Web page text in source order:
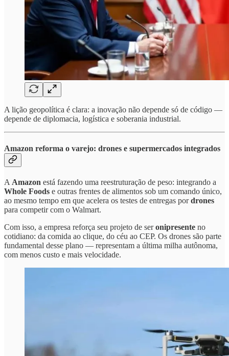
A lição geopolítica é clara: a inovação não depende só de código —
depende de diplomacia, logística e soberania industrial.
Amazon reforma o varejo: drones e supermercados integrados
A Amazon está fazendo uma reestruturação de peso: integrando a
Whole Foods e outras frentes de alimentos sob um comando único,
ao mesmo tempo em que acelera os testes de entregas pordrones
para competir com o Walmart.
Com isso, a empresa reforça seu projeto de seronipresente no
cotidiano: da comida ao clique, do céu ao CEP. Os drones são parte
fundamental desse plano — representam a última milha autônoma,
com menos custo e mais velocidade.